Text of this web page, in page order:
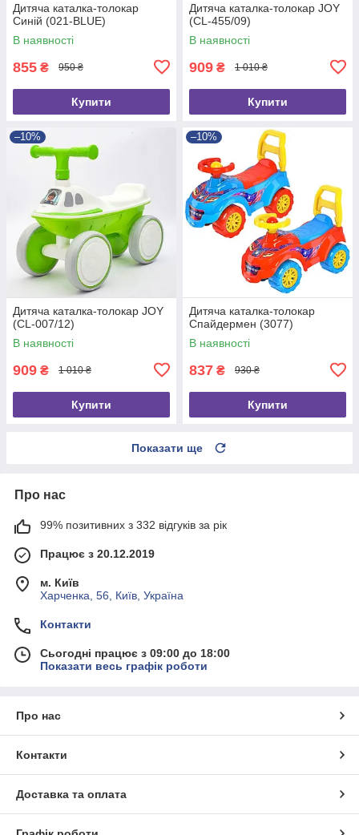
Дитяча каталка-толокар
Синій (021-BLUE)
В наявності
855 ₴ 950 ₴
Купити
Дитяча каталка-толокар JOY
(CL-455/09)
В наявності
909 ₴ 1 010 ₴
Купити
–10%
Дитяча каталка-толокар JOY
(CL-007/12)
В наявності
909 ₴ 1 010 ₴
Купити
–10%
Дитяча каталка-толокар
Спайдермен (3077)
В наявності
837 ₴ 930 ₴
Купити
Показати ще
Про нас
99% позитивних з 332 відгуків за рік
Працює з 20.12.2019
м. Київ
Харченка, 56, Київ, Україна
Контакти
Сьогодні працює з 09:00 до 18:00
Показати весь графік роботи
Про нас
Контакти
Доставка та оплата